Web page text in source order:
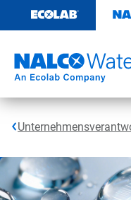
Inhalt